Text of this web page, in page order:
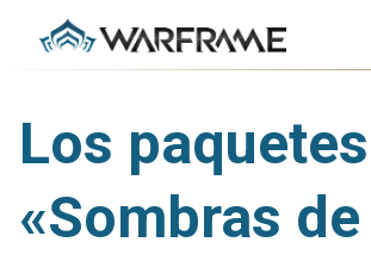
Los
«Sombras de